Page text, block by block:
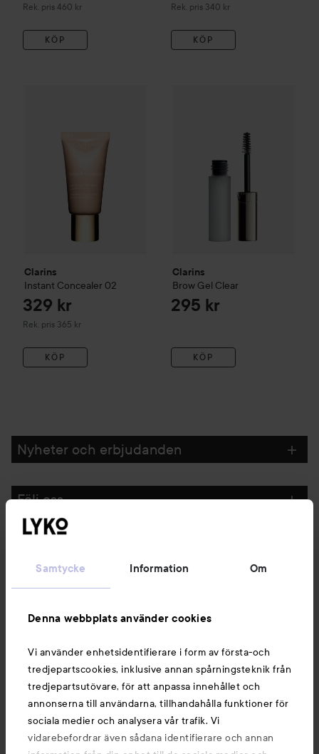
Samtycke Information Om
Denna webbplats använder cookies
Vi använder enhetsidentifierare i form av första-och
tredjepartscookies, inklusive annan spårningsteknik från
tredjepartsutövare, för att anpassa innehållet och
annonserna till användarna, tillhandahålla funktioner för
sociala medier och analysera vår trafik. Vi
vidarebefordrar även sådana identifierare och annan
Rek. pris 460 kr
Rekommenderat pris 460 kr
KÖP
Rek. pris 340 kr
Rekommenderat pris 340 kr
KÖP
Clarins
Instant Concealer 02
329 kr
Rek. pris 365 kr
Rekommenderat pris 365 kr
KÖP
Clarins
Brow Gel Clear
295 kr
KÖP
Nyheter och erbjudanden
Följ oss
Du kanske också gillar